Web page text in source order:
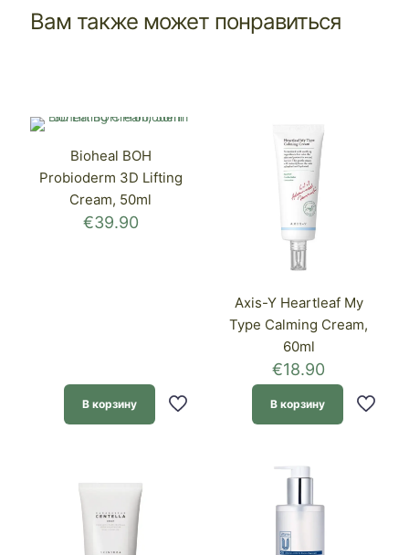
Вам также может понравиться
Bioheal BOH
Probioderm 3D Lifting
Cream, 50ml
€39.90
В корзину
Axis-Y Heartleaf My
Type Calming Cream,
60ml
€18.90
В корзину